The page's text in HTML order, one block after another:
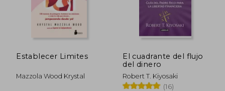
Establecer Limites
Mazzola Wood Krystal
El cuadrante del flujo
del dinero
Robert T. Kiyosaki
(16)